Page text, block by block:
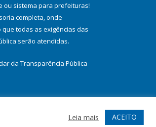
ou sistema para prefeituras!
completa, onde
todas as exigências das
serão atendidas.
da Transparência Pública
Acessar Webmail
Leia mais ACEITO